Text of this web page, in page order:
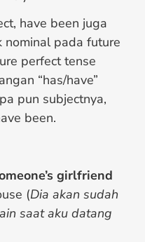
have been juga
nominal pada future
perfect tense
“has/have”
pun subjectnya,
been.
girlfriend
(Dia akan sudah
saat aku datang